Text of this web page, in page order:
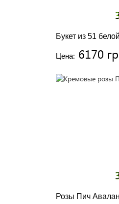
Букет из 51
Цена: 6170
Розы Пич